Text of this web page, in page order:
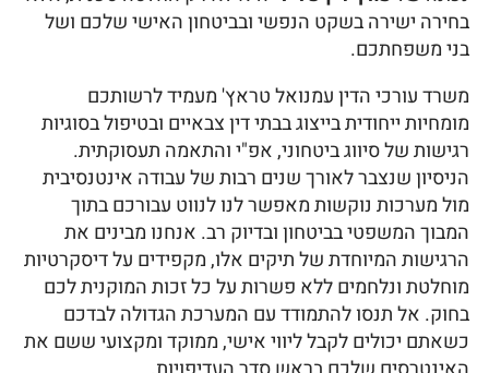
בחירה ישירה בשקט הנפשי ובביטחון האישי שלכם ושל
בני משפחתכם.
משרד עורכי הדין עמנואל טראץ' מעמיד לרשותכם
מומחיות ייחודית בייצוג בבתי דין צבאיים ובטיפול בסוגיות
רגישות של סיווג ביטחוני, אפ"י והתאמה תעסוקתית.
הניסיון שנצבר לאורך שנים רבות של עבודה אינטנסיבית
מול מערכות נוקשות מאפשר לנו לנווט עבורכם בתוך
המבוך המשפטי בביטחון ובדיוק רב. אנחנו מבינים את
הרגישות המיוחדת של תיקים אלו, מקפידים על דיסקרטיות
מוחלטת ונלחמים ללא פשרות על כל זכות המוקנית לכם
בחוק. אל תנסו להתמודד עם המערכת הגדולה לבדכם
כשאתם יכולים לקבל ליווי אישי, ממוקד ומקצועי ששם את